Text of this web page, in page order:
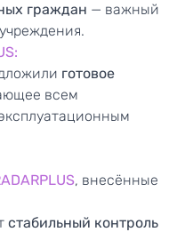
граждан — важный
готовое
всем
, внесённые
стабильный контроль